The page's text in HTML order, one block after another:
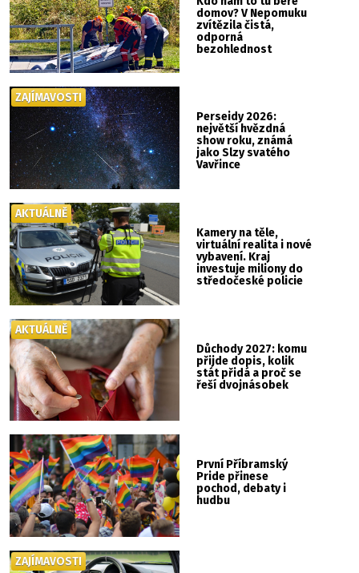
domov? V Nepomuku
zvítězila čistá,
odporná
bezohlednost
Perseidy 2026:
největší hvězdná
show roku, známá
jako Slzy svatého
Vavřince
ZAJÍMAVOSTI
Kamery na těle,
virtuální realita i nové
vybavení. Kraj
investuje miliony do
středočeské policie
AKTUÁLNĚ
Důchody 2027: komu
přijde dopis, kolik
stát přidá a proč se
řeší dvojnásobek
AKTUÁLNĚ
První Příbramský
Pride přinese
pochod, debaty i
hudbu
ZAJÍMAVOSTI